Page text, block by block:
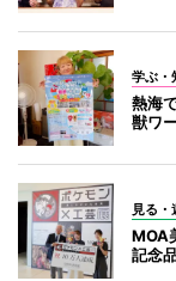
学ぶ・
熱海
獣ワ
見る・
MOA
記念